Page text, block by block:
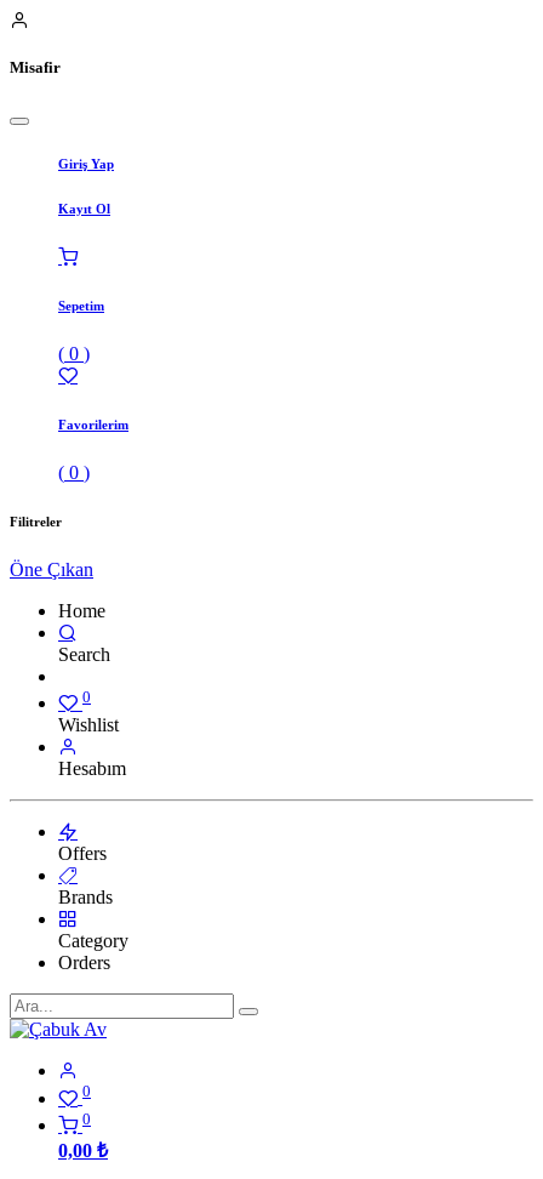
Misafir
Giriş Yap
Kayıt Ol
Sepetim
( 0 )
Favorilerim
( 0 )
Filitreler
Öne Çıkan
Home
Search
0
Wishlist
Hesabım
Offers
Brands
Category
Orders
0
0
0,00 ₺